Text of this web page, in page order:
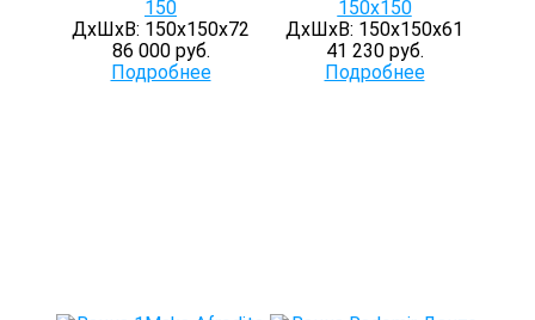
150
ДхШхВ: 150х150х72
86 000 руб.
Подробнее
150х150
ДхШхВ: 150х150х61
41 230 руб.
Подробнее